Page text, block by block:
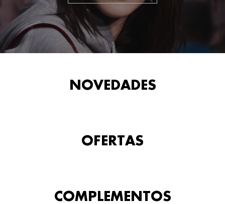
NOVEDADES
OFERTAS
COMPLEMENTOS